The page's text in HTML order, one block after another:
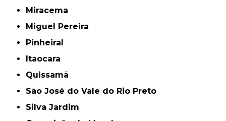
Miracema
Miguel Pereira
Pinheiral
Itaocara
Quissamã
São José do Vale do Rio Preto
Silva Jardim